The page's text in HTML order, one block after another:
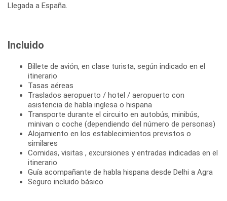
Llegada a España.
Incluido
Billete de avión, en clase turista, según indicado en el
itinerario
Tasas aéreas
Traslados aeropuerto / hotel / aeropuerto con
asistencia de habla inglesa o hispana
Transporte durante el circuito en autobús, minibús,
minivan o coche (dependiendo del número de personas)
Alojamiento en los establecimientos previstos o
similares
Comidas, visitas , excursiones y entradas indicadas en el
itinerario
Guía acompañante de habla hispana desde Delhi a Agra
Seguro incluido básico